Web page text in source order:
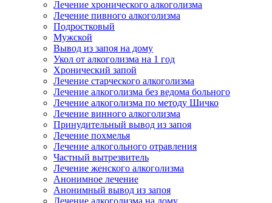
Лечение хронического алкоголизма
Лечение пивного алкоголизма
Подростковый
Мужской
Вывод из запоя на дому
Укол от алкоголизма на 1 год
Хронический запой
Лечение старческого алкоголизма
Лечение алкоголизма без ведома больного
Лечение алкоголизма по методу Шичко
Лечение винного алкоголизма
Принудительный вывод из запоя
Лечение похмелья
Лечение алкогольного отравления
Частный вытрезвитель
Лечение женского алкоголизма
Анонимное лечение
Анонимный вывод из запоя
Лечение алкоголизма на дому